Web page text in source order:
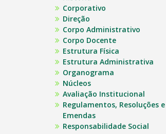
Corporativo
Direção
Corpo Administrativo
Corpo Docente
Estrutura Física
Estrutura Administrativa
Organograma
Núcleos
Avaliação Institucional
Regulamentos, Resoluções e
Emendas
Responsabilidade Social